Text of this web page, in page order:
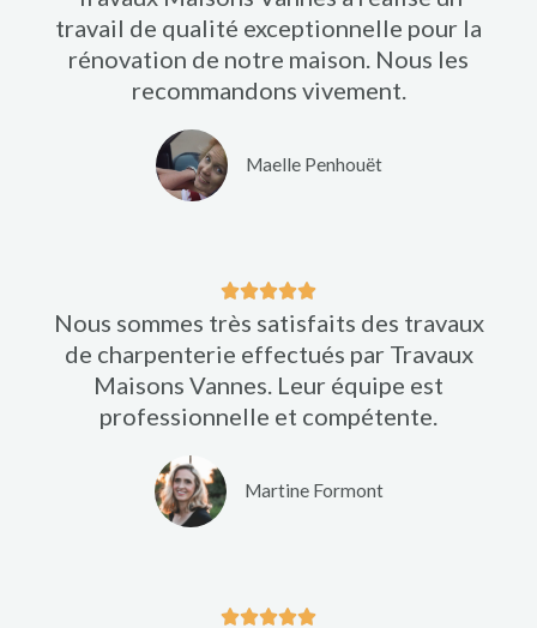
t
é
5
travail de qualité exceptionnelle pour la
rénovation de notre maison. Nous les
recommandons vivement.
Maelle Penhouët
N
o
t
é
5
Nous sommes très satisfaits des travaux
de charpenterie effectués par Travaux
Maisons Vannes. Leur équipe est
professionnelle et compétente.
Martine Formont
N